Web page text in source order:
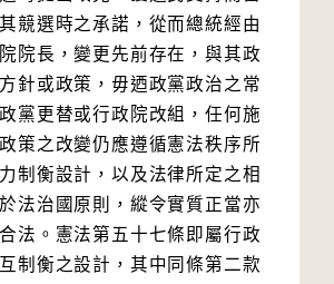
競選時之承諾，從而總統經由
院長，變更先前存在，與其政
針或政策，毋迺政黨政治之常
黨更替或行政院改組，任何施
策之改變仍應遵循憲法秩序所
制衡設計，以及法律所定之相
法治國原則，縱令實質正當亦
法。憲法第五十七條即屬行政
制衡之設計，其中同條第二款